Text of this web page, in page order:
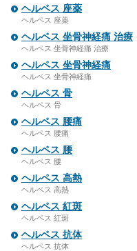
ヘルペス 座薬
ヘルペス 座薬
ヘルペス 坐骨神経痛 治療
ヘルペス 坐骨神経痛 治療
ヘルペス 坐骨神経痛
ヘルペス 坐骨神経痛
ヘルペス 骨
ヘルペス 骨
ヘルペス 腰痛
ヘルペス 腰痛
ヘルペス 腰
ヘルペス 腰
ヘルペス 高熱
ヘルペス 高熱
ヘルペス 紅斑
ヘルペス 紅斑
ヘルペス 抗体
ヘルペス 抗体